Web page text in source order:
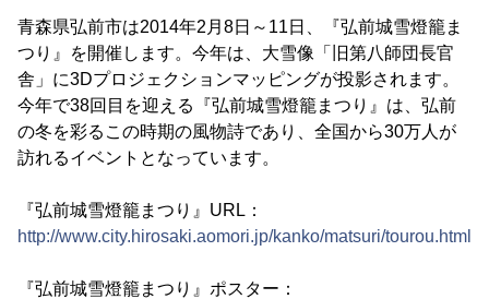
青森県弘前市は2014年2月8日～11日、『弘前城雪燈籠ま
つり』を開催します。今年は、大雪像「旧第八師団長官
舎」に3Dプロジェクションマッピングが投影されます。
今年で38回目を迎える『弘前城雪燈籠まつり』は、弘前
の冬を彩るこの時期の風物詩であり、全国から30万人が
訪れるイベントとなっています。
『弘前城雪燈籠まつり』URL：
http://www.city.hirosaki.aomori.jp/kanko/matsuri/tourou.html
『弘前城雪燈籠まつり』ポスター：